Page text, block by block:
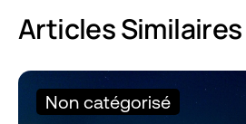
Articles Similaires
Non catégorisé